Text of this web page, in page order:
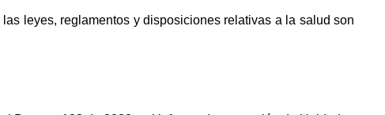
leyes, reglamentos y disposiciones relativas a la salud son